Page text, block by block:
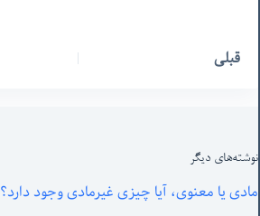
قبلی
نوشته‌های‌ دیگر
مادی یا معنوی، آیا چیزی غیرمادی وجود دارد؟